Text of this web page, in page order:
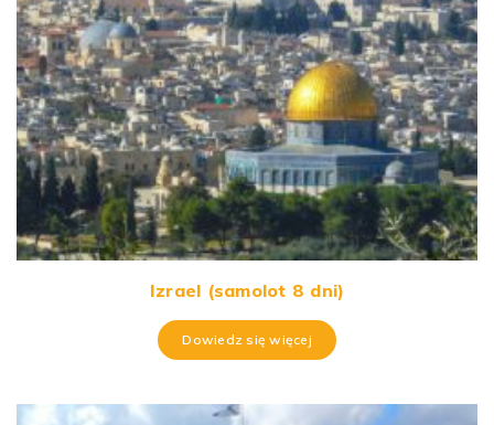
Izrael (samolot 8 dni)
Dowiedz się więcej